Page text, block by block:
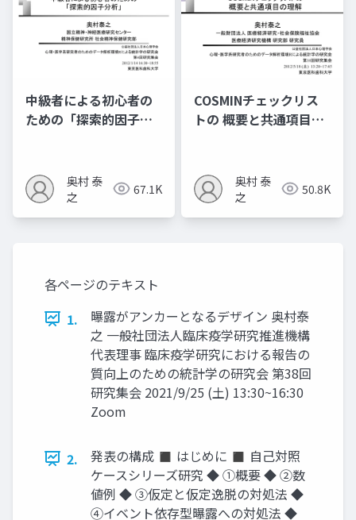
中級者による初心者の
ための「探索的因子分
奥村 泰
之
67.1K
COSMINチェックリス
トの 概要と共通項目の
奥村 泰
之
50.8K
各ページのテキスト
1.
曝露がアンカーとなるデザイン 奥村泰
之 一般社団法人臨床疫学研究推進機構
代表理事 臨床疫学研究における報告の
質向上のための統計学の研究会 第38回
研究集会 2021/9/25 (土) 13:30~16:30
Zoom
2.
発表の構成 ◼ はじめに ◼ 自己対照
ケースシリーズ研究 ◆ ①概要 ◆ ②数
値例 ◆ ③仮定と仮定逸脱の対処法 ◆
④イベント依存型曝露への対処法 ◆